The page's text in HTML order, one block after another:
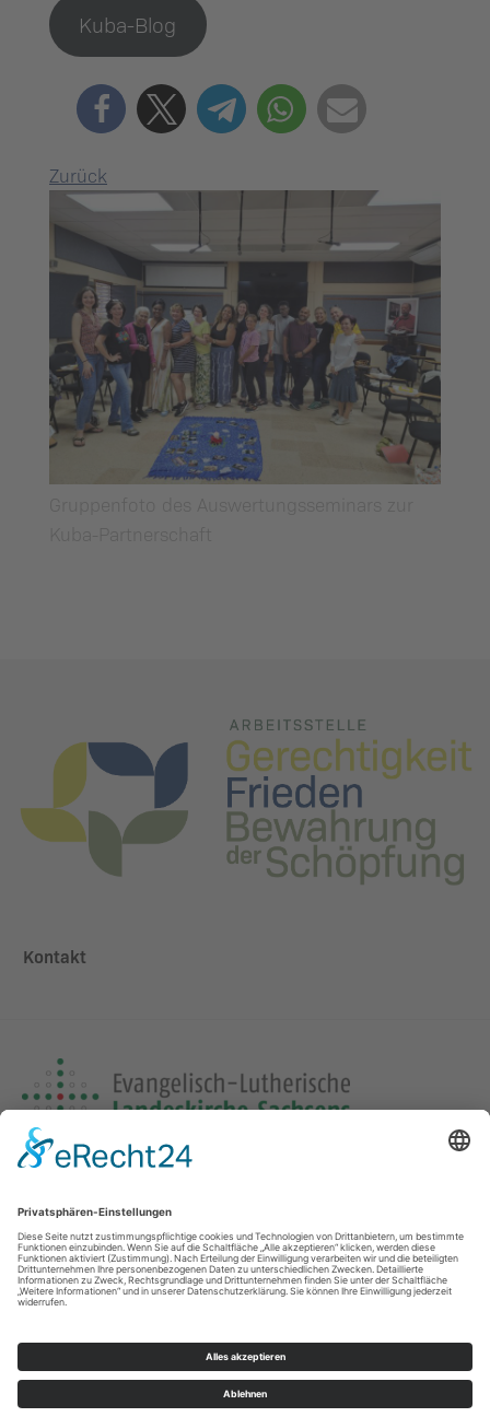
Kuba-Blog
Zurück
Kontakt
Paul-List-Str. 19,
04103 Leipzig
Impressum Datenschutz